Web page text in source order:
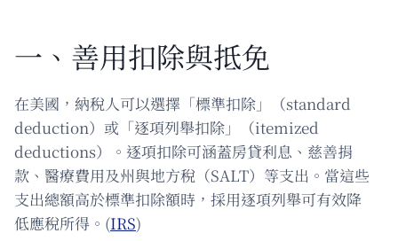
一、善用扣除與抵免
在美國，納稅人可以選擇「標準扣除」（standard
deduction）或「逐項列舉扣除」（itemized
deductions）。逐項扣除可涵蓋房貸利息、慈善捐
款、醫療費用及州與地方稅（SALT）等支出。當這些
支出總額高於標準扣除額時，採用逐項列舉可有效降
低應稅所得。(IRS)